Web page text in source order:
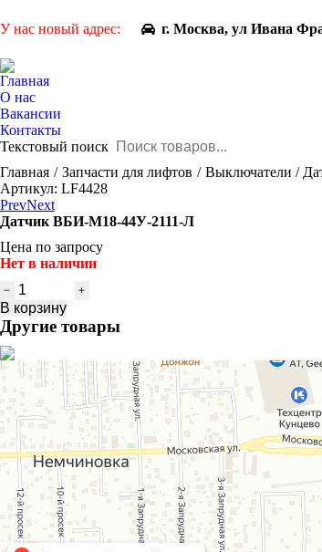
У нас новый адрес: г. Москва, ул Ивана
Главная
О нас
Вакансии
Контакты
Текстовый поиск
You are here:
Главная Запчасти для лифтов
Выключатели /
Артикул: LF4428
PrevNext
Датчик ВБИ-М18-44У-2111-Л
Цена по запросу
Нет в наличии
Количество
товара
Датчик
ВБИ-
М18-
44У-2111-
В корзину
Другие товары